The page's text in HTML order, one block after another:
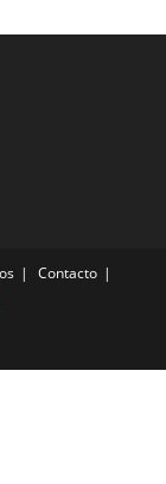
Contacto